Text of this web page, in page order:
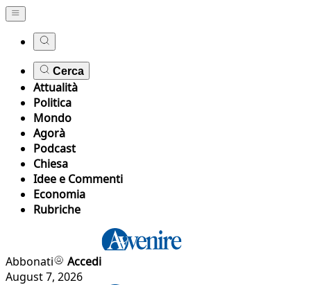
Cerca
Attualità
Politica
Mondo
Agorà
Podcast
Chiesa
Idee e Commenti
Economia
Rubriche
Abbonati
Accedi
August 7, 2026